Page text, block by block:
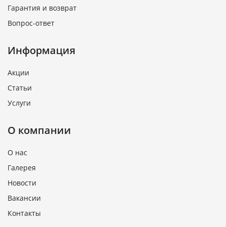
Гарантия и возврат
Вопрос-ответ
Информация
Акции
Статьи
Услуги
О компании
О нас
Галерея
Новости
Вакансии
Контакты